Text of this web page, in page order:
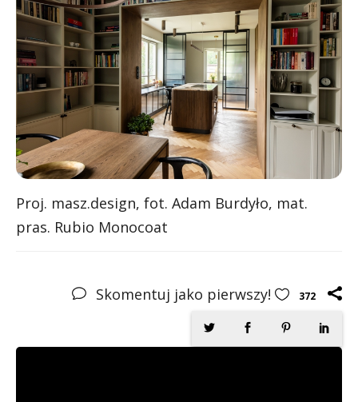
Proj. masz.design, fot. Adam Burdyło, mat.
pras. Rubio Monocoat
Skomentuj jako pierwszy! 372